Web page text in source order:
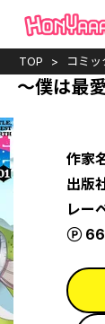
TOP コミッ
～僕は最
作家
出版
レー
ポイント